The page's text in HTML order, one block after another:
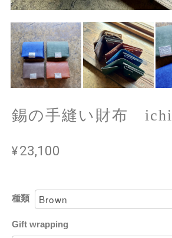
錫の手縫い財布 ichi
¥23,100
種類
Gift wrapping